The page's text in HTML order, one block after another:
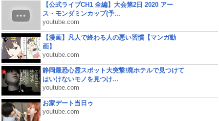
【公式ライブCH1 全編】大会第2日 2020 アー
ス・モンダミンカップ(予...
youtube.com
【漫画】凡人で終わる人の悪い習慣【マンガ動
画】
youtube.com
静岡最恐心霊スポット大突撃!廃ホテルで見つけて
はいけないモノを見つけ...
youtube.com
お家デート当日ゥ
youtube.com